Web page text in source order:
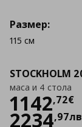
STOCKHOLM
маса и 4 стола
1142,72€
Цена
2234,97лв
Размер:
115 см